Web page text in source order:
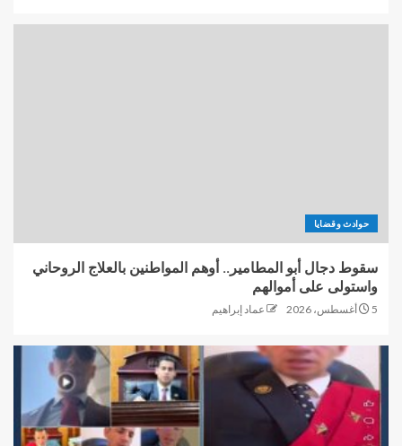
حوادث وقضايا
سقوط دجال أبو المطامير.. أوهم المواطنين بالعلاج الروحاني
واستولى على أموالهم
5 أغسطس، 2026 عماد إبراهيم